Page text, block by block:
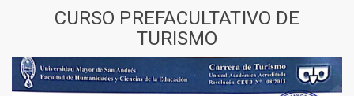
CURSO PREFACULTATIVO DE
TURISMO